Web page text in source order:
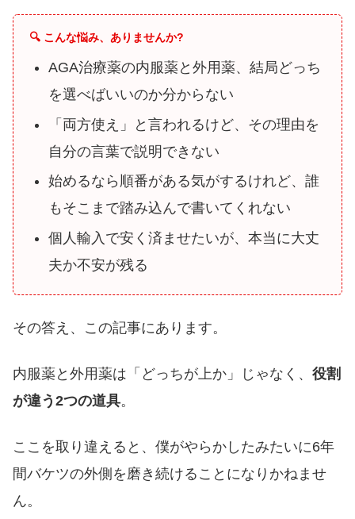
🔍 こんな悩み、ありませんか?
AGA治療薬の内服薬と外用薬、結局どっち
を選べばいいのか分からない
「両方使え」と言われるけど、その理由を
自分の言葉で説明できない
始めるなら順番がある気がするけれど、誰
もそこまで踏み込んで書いてくれない
個人輸入で安く済ませたいが、本当に大丈
夫か不安が残る
その答え、この記事にあります。
内服薬と外用薬は「どっちが上か」じゃなく、 役割
が違う2つの道具。
ここを取り違えると、僕がやらかしたみたいに6年
間バケツの外側を磨き続けることになりかねませ
ん。